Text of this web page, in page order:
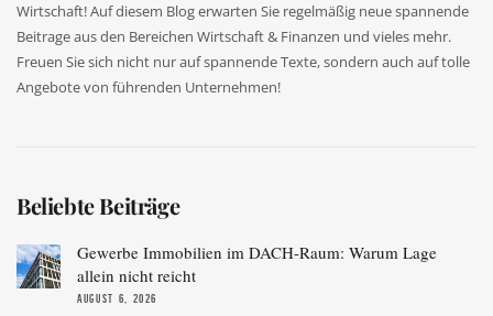
Wirtschaft! Auf diesem Blog erwarten Sie regelmäßig neue spannende
Beitrage aus den Bereichen Wirtschaft & Finanzen und vieles mehr.
Freuen Sie sich nicht nur auf spannende Texte, sondern auch auf tolle
Angebote von führenden Unternehmen!
Beliebte Beiträge
Gewerbe Immobilien im DACH-Raum: Warum Lage
allein nicht reicht
AUGUST 6, 2026